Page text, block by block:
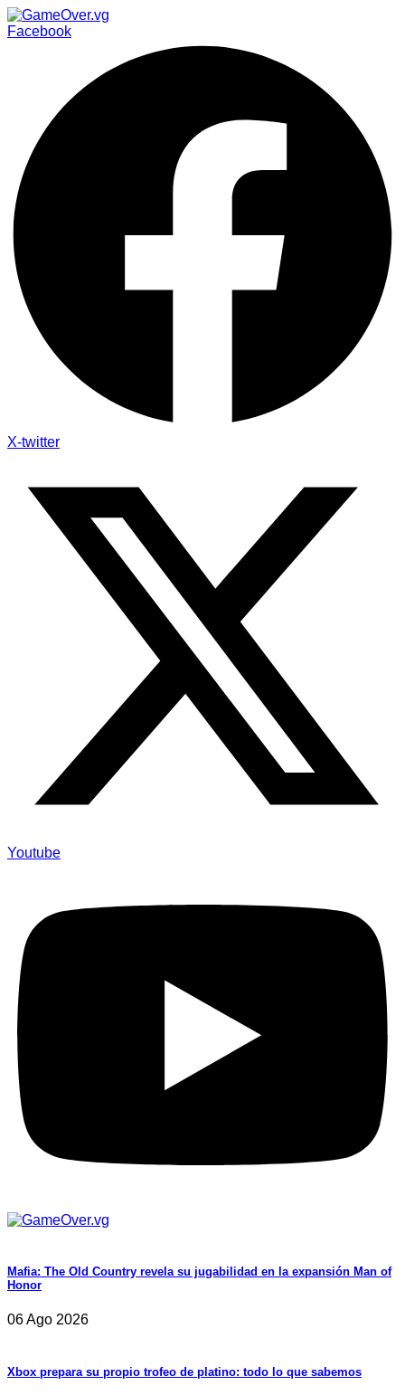
Facebook
X-twitter
Youtube
Mafia: The Old Country revela su jugabilidad en la expansión Man of
Honor
06 Ago 2026
Xbox prepara su propio trofeo de platino: todo lo que sabemos